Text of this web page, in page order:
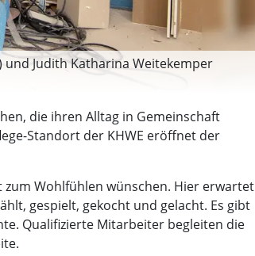
und Judith Katharina Weitekemper
die ihren Alltag in Gemeinschaft
Standort der KHWE eröffnet der
Wohlfühlen wünschen. Hier erwartet
gespielt, gekocht und gelacht. Es gibt
Qualifizierte Mitarbeiter begleiten die